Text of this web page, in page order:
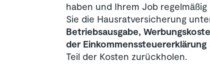
haben und Ihrem Job
Sie die Hausratversicherung
Betriebsausgabe,
der Einkommenssteuererklärung
Teil der Kosten zurückholen.